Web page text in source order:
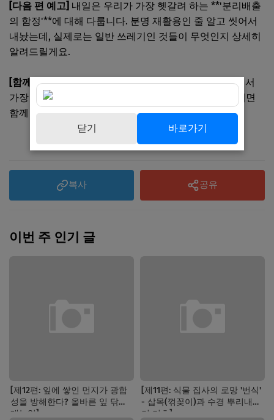
[다음 편 예고] 내일은 우리가 가장 헷갈려 하는 **'분리배출
의 함정'**에 대해 다룹니다. 분명 재활용인 줄 알고 씻어서
내놨는데, 실제로는 일반 쓰레기인 것들이 무엇인지 상세히
알려드릴게요.
[함께 고민해봐요]오늘 하루 동안 여러분의 쓰레기통에서
가장 많이 나온 물건은 무엇인가요? 댓글로 공유해 주시면
함께 줄일 방법을 고민해 보겠습니다!
복사 공유
이번 주 인기 글
[제12편: 잎에 쌓인 먼지가 광합
성을 방해한다? 올바른 잎 닦기
매뉴얼]
[제11편: 식물 집사의 로망 '번식'
- 삽목(꺾꽂이)과 수경 뿌리내리
기 기초]
닫기 바로가기